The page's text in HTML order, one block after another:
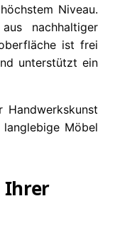
Niveau.
nachhaltiger
ist frei
unterstützt ein
Handwerkskunst
Möbel
Ihrer